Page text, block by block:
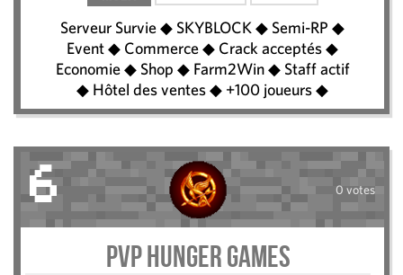
Serveur Survie ◆ SKYBLOCK ◆ Semi-RP ◆
Event ◆ Commerce ◆ Crack acceptés ◆
Economie ◆ Shop ◆ Farm2Win ◆ Staff actif
◆ Hôtel des ventes ◆ +100 joueurs ◆
6 0 votes
PVP Hunger Games